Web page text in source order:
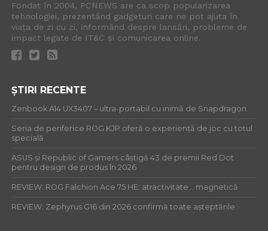
Fondat în 2004, PCNEWS are ca scop popularizarea
tehnologiei, prezentând gadgeturi care ne pot ajuta în
viața de zi cu zi, informând despre lansări, probleme de
impact legate de IT&C și comunicarea online.
ȘTIRI RECENTE
Zenbook A14 UX3407 – ultra-portabil cu inimă de Snapdragon
Seria de periferice ROG KJP oferă o experiență de joc cu totul
specială
ASUS și Republic of Gamers câștigă 43 de premii Red Dot
pentru design de produs în 2026
REVIEW: ROG Falchion Ace 75 HE: atractivitate… magnetică
REVIEW: Zephyrus G16 din 2026 confirmă toate așteptările